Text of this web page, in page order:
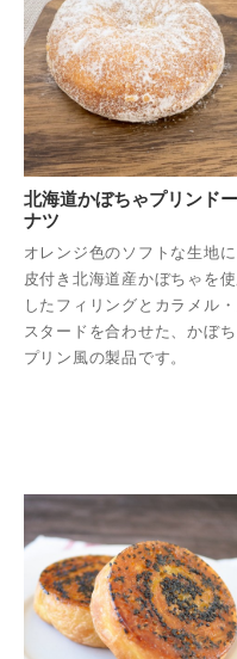
北海道かぼちゃプリンドー
ナツ
オレンジ色のソフトな生地に
皮付き北海道産かぼちゃを使
したフィリングとカラメル・
スタードを合わせた、かぼち
プリン風の製品です。